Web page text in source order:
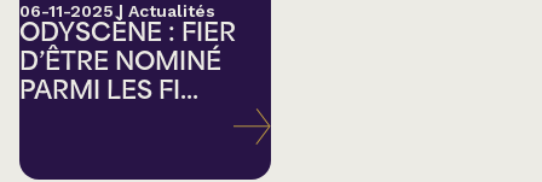
06-11-2025 | Actualités
ODYSCÈNE : FIER
D’ÊTRE NOMINÉ
PARMI LES FI...